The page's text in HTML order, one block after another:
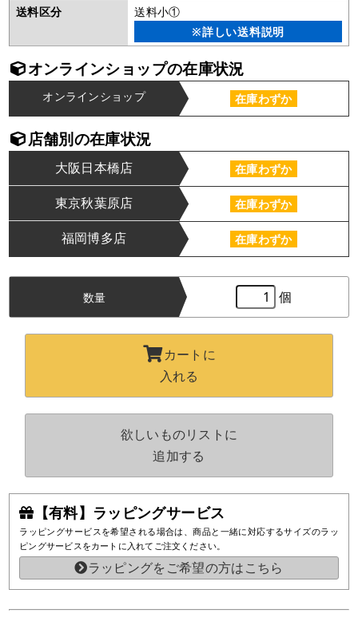
送料区分
送料小①
※詳しい送料説明
オンラインショップの在庫状況
オンラインショップ 在庫わずか
店舗別の在庫状況
大阪日本橋店 在庫わずか
東京秋葉原店 在庫わずか
福岡博多店 在庫わずか
【有料】ラッピングサービス
ラッピングサービスを希望される場合は、商品と一緒に対応するサイズのラッ
ピングサービスをカートに入れてご注文ください。
ラッピングをご希望の方はこちら
数量 個
カートに
入れる
欲しいものリストに
追加する